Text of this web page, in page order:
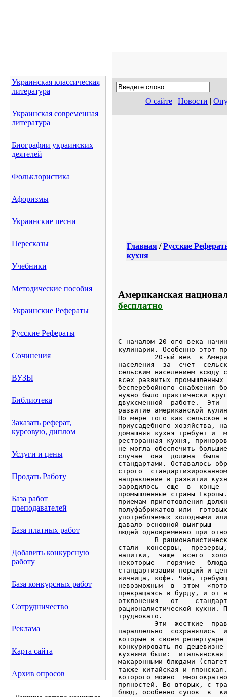
Украинская классическая
литература
Украинская современная
литература
Биографии украинских
деятелей
Фольклористика
Афоризмы
Украинские песни
Пересказы
Учебники
Методические пособия
Украинские Рефераты
Русские Рефераты
Сочинения
ВУЗЫ
Библиотека
Заказать реферат,
курсовую, диплом
Услуги и цены
Продать Работу
База работ
преподавателей
База платных работ
Добавить конкурсную
работу
База конкурсных работ
Сотрудничество
Реклама
Карта сайта
Архив опросов
О сайте | Новости |
Главная /Русские
кухня
Американская
бесплатно
С началом 20-ого века начинается принципиально новое   развитие
кулинарии. Особенно этот процесс проявляется после первой мировой войны.
         20-ый век  в Америке ознаменован невиданным  ростом  городского
населения  за  счет  сельского  (когда  соотношение  между  городским  и
сельским населением всюду стало резко изменяться в пользу первого), и во
всех развитых промышленных  городах  страны  встала  задача  быстрого  и
бесперебойного снабжения больших масс населения питанием. Причём питание
нужно было практически круглосуточно: в обеденные перерывы при трех- или
двухсменной  работе.  Эти  условия  наложили  отпечаток  на   дальнейшее
развитие американской кулинарии.
По мере того как сельское население сокращалось,  а  городское  лишалось
приусадебного хозяйства, национальная кухня  теряла  свои  позиции,  ибо
домашняя кухня требует и  многих  продуктов,  и  много  времени.  Старая
ресторанная кухня, приноровленная к обслуживанию господствующих классов,
не могла обеспечить большие массы населения готовым столом, ибо  в  этом
случае  она  должна  была  поступиться  высокими  кулинарно-техническими
стандартами. Оставалось обратиться к упрощенному, но быстрому, дешевому,
строго  стандартизированному,   серийному   изготовлению   пищи.   Такое
направление в развитии кухни было названо рационалистическим. В США  оно
зародилось  еще  в  конце  19-ого  века  и  оттуда  распространилось   в
промышленные страны Европы. Суть его состояла в том, что пища по  сырью,
приемам приготовления должна быть простой и, следовательно, состоять  из
полуфабрикатов или  готовых  фабрикатов,  скомбинированных  с  хлебом  и
употребляемых холодными или слегка  отваренными  либо  подогретыми.  Это
давало основной выигрыш —  быстрое  обеспечение  питанием  больших  масс
людей одновременно при относительной дешевизне такого питания.
         В рационалистической американской  кухне  основными  продуктами
стали  консервы,  презервы,  колбасные  изделия,  бутерброды  и  готовые
напитки,  чаще  всего  холодные:  виски,  пиво,  коктейли,  соки.   Лишь
некоторые   горячие   блюда   быстрого   приготовления,   удобные    для
стандартизации порций и цен, допускались в эту кухню: котлеты,  сосиски,
яичница, кофе. Чай, требующий особых  условий  заварки,  уже  становился
невозможным  в  этом  «потоке»,  ибо  он   неизбежно   терял   качество,
превращаясь в бурду, и от него легче было отказаться. Всякие  разносолы,
отклонения   от    стандарта    также    безжалостно    изгонялись    из
рационалистической кухни. Поэтому выдержать  ее  длительное  время  было
трудновато.
         Эти  жесткие  правила  смягчались,  однако,  тем,  что  в   США
параллельно  сохранялись  и  культивировались  те  национальные   кухни,
которые в своем репертуаре имели блюда, способные стать  стандартными  и
конкурировать по дешевизне с блюдами  рационалистической  кухни.  Такими
кухнями были:  итальянская  —  со  своей  знаменитой  пиццей,  полентой,
макаронными блюдами (спагетти, макароны, вермишель, равиоли  и  др.),  а
также китайская и японская. Во-первых, с незаменимым для них рисом, вкус
которого можно  многократно  изменять  с  помощью  различных  приправ  и
пряностей. Во-вторых, с традиционным видом  приготовления  ряда  горячих
блюд, особенно супов  в  китайской  кухне  (быстрая  комбинация  заранее
отваренных мяса, птицы, рыбы, овощей с горячим мясным,  куриным,  рыбным
или овощным бульоном).  В-третьих,  с  блюдами,  близкими  по  характеру
консервированным (утиные маринованные яйца, трепанги,  кальмары,  соевые
пасты,  морская  капуста  и  др.).  В-четвертых,  с  хорошо  поддающимся
стандартизации японским горячим рыбным блюдом — темпурой.
        Такое сосуществование безликой американской кухни с ограниченным
ассортиментом  некоторых  национальных  кухонь  стало  характерным   для
Америки.
        Таким образом, можно сказать, что американская  кулинария,  факт
существования которой многие историки и  этнографы  вообще  отрицают,  …
самая близкая нашему времени, самая приспособленная к темпам и  запросам
современных людей. Она близка современному человеку не по  вкусу,  а  по
духу,  по  психологии:  она  быстра,  динамична,  непретенциозна,   даже